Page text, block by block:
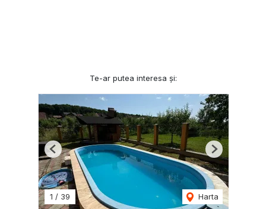
Te-ar putea interesa și:
1 / 39 Harta
Previous Next